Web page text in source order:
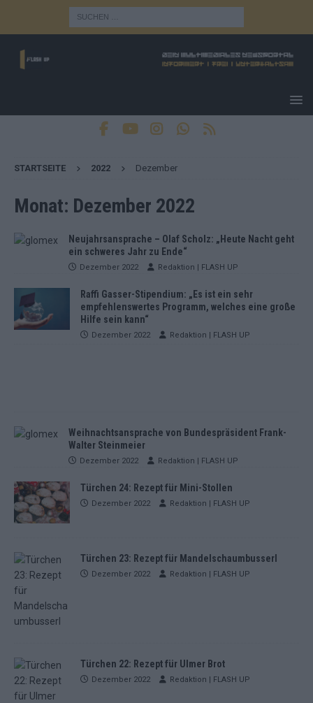
STARTSEITE 2022 Dezember
Monat: Dezember 2022
Neujahrsansprache – Olaf Scholz: „Heute Nacht geht
ein schweres Jahr zu Ende“
Dezember 2022 Redaktion | FLASH UP
Raffi Gasser-Stipendium: „Es ist ein sehr
empfehlenswertes Programm, welches eine große
Hilfe sein kann“
Dezember 2022 Redaktion | FLASH UP
Weihnachtsansprache von Bundespräsident Frank-
Walter Steinmeier
Dezember 2022 Redaktion | FLASH UP
Türchen 24: Rezept für Mini-Stollen
Dezember 2022 Redaktion | FLASH UP
Türchen 23: Rezept für Mandelschaumbusserl
Dezember 2022 Redaktion | FLASH UP
Türchen 22: Rezept für Ulmer Brot
Dezember 2022 Redaktion | FLASH UP